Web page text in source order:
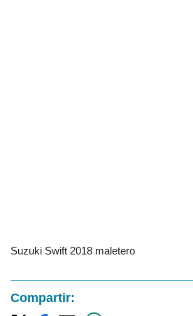
Suzuki Swift 2018 maletero
Compartir: